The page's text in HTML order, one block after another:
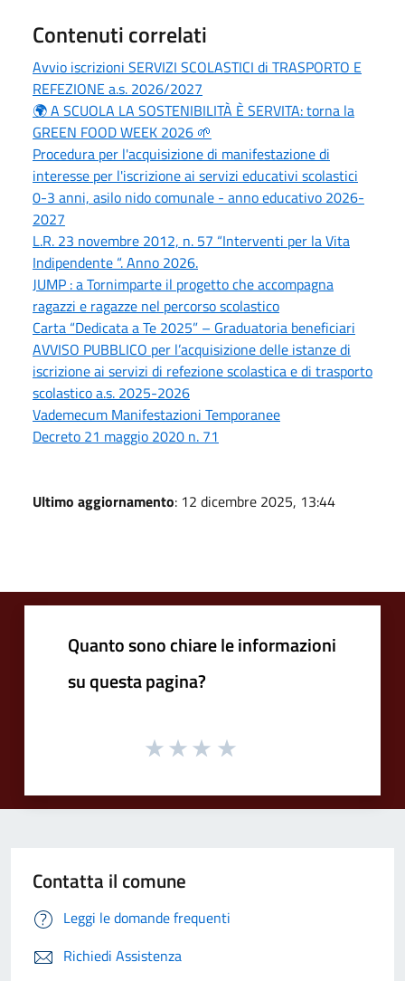
Contenuti correlati
Avvio iscrizioni SERVIZI SCOLASTICI di TRASPORTO E
REFEZIONE a.s. 2026/2027
🌍 A SCUOLA LA SOSTENIBILITÀ È SERVITA: torna la
GREEN FOOD WEEK 2026 🌱
Procedura per l'acquisizione di manifestazione di
interesse per l'iscrizione ai servizi educativi scolastici
0-3 anni, asilo nido comunale - anno educativo 2026-
2027
L.R. 23 novembre 2012, n. 57 “Interventi per la Vita
Indipendente “. Anno 2026.
JUMP : a Tornimparte il progetto che accompagna
ragazzi e ragazze nel percorso scolastico
Carta “Dedicata a Te 2025” – Graduatoria beneficiari
AVVISO PUBBLICO per l’acquisizione delle istanze di
iscrizione ai servizi di refezione scolastica e di trasporto
scolastico a.s. 2025-2026
Vademecum Manifestazioni Temporanee
Decreto 21 maggio 2020 n. 71
Ultimo aggiornamento: 12 dicembre 2025, 13:44
Quanto sono chiare le informazioni
su questa pagina?
Contatta il comune
Leggi le domande frequenti
Richiedi Assistenza